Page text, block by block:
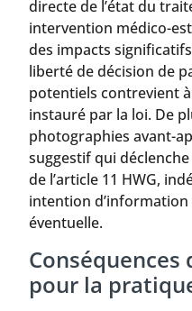
directe de l’état du
intervention médico-
des impacts
liberté de décision de
potentiels contrevient
instauré par la loi. De
photographies avant-
suggestif qui
de l’article 11 HWG,
intention d’information
éventuelle.
Conséquences
pour la